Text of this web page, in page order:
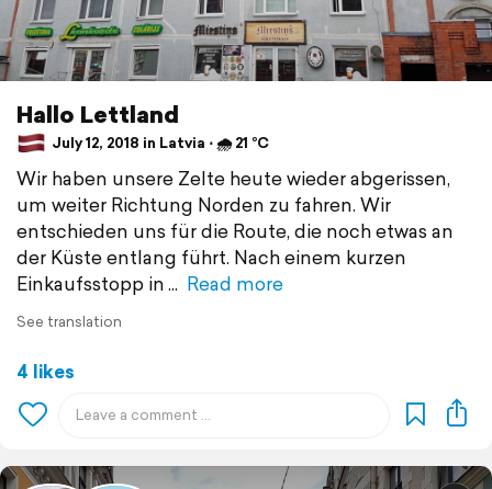
Hallo Lettland
July 12, 2018 in Latvia ⋅ 🌧 21 °C
Wir haben unsere Zelte heute wieder abgerissen,
um weiter Richtung Norden zu fahren. Wir
entschieden uns für die Route, die noch etwas an
der Küste entlang führt. Nach einem kurzen
Einkaufsstopp in
Read more
See translation
4 likes